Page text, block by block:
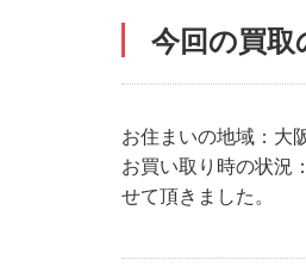
今回の買取
お住まいの地域：大
お買い取り時の状況
せて頂きました。